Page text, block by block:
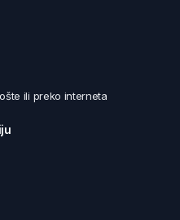
ili preko interneta